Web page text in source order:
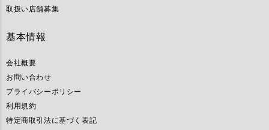
取扱い店舗募集
基本情報
会社概要
お問い合わせ
プライバシーポリシー
利用規約
特定商取引法に基づく表記